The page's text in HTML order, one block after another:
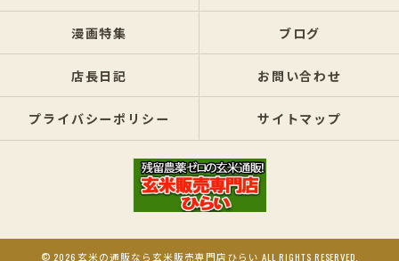
漫画特集 ブログ
店長日記 お問い合わせ
プライバシーポリシー サイトマップ
© 2026 玄米の通販なら玄米販売専門店ひらい ALL RIGHTS RESERVED.